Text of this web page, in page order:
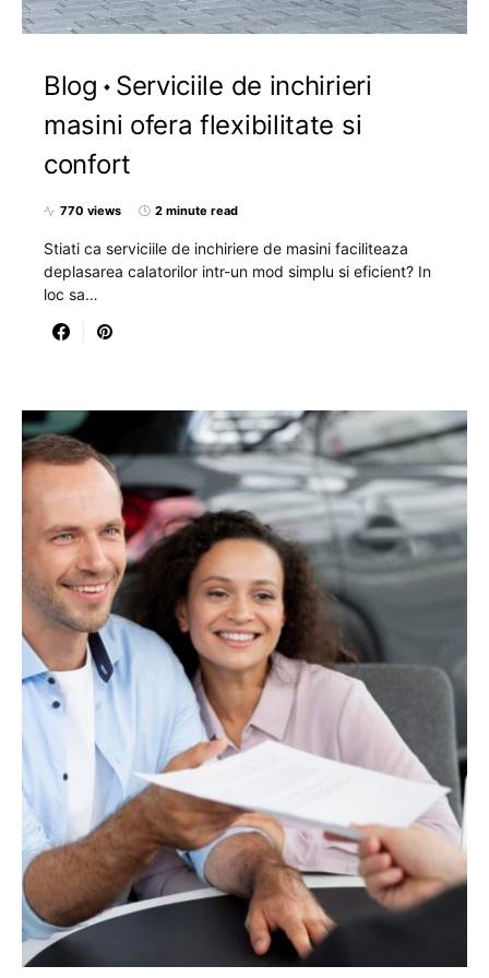
Blog
Serviciile de inchirieri
masini ofera flexibilitate si
confort
770 views 2 minute read
Stiati ca serviciile de inchiriere de masini faciliteaza
deplasarea calatorilor intr-un mod simplu si eficient? In
loc sa…